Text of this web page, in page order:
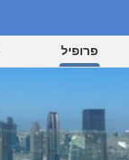
פרופיל